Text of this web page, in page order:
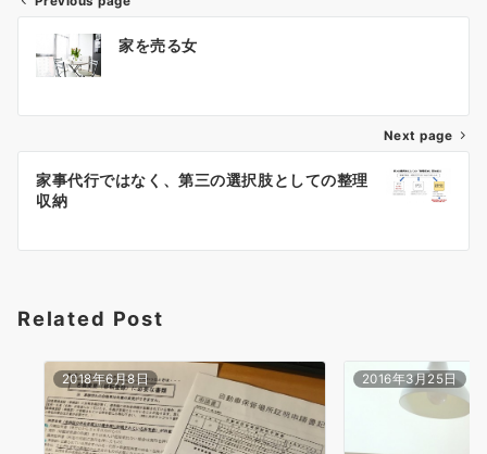
ゲ
シ
ン
家を売る女
Next page
家事代行ではなく、第三の選択肢としての整理
収納
Related Post
2018年6月8日 2016年3月25日